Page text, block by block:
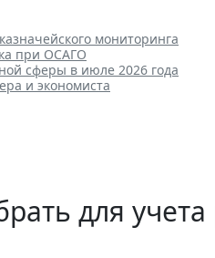
мониторинга
при ОСАГО
сферы в июле 2026 года
и экономиста
для учета